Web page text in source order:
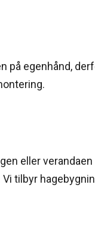
egenhånd,
eller
tilbyr